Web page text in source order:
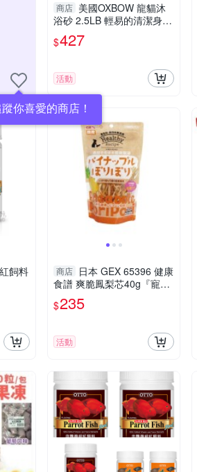
你喜愛的商店！
商店 美國OXBOW 龍貓沐
浴砂 2.5LB 輕易的清潔身上
髒污 沐浴沙『寵喵樂旗艦
店』
$427
活動
飼料
商店 日本 GEX 65396 健康
食譜 爽脆鳳梨芯40g『寵喵
樂旗艦店』
$235
活動